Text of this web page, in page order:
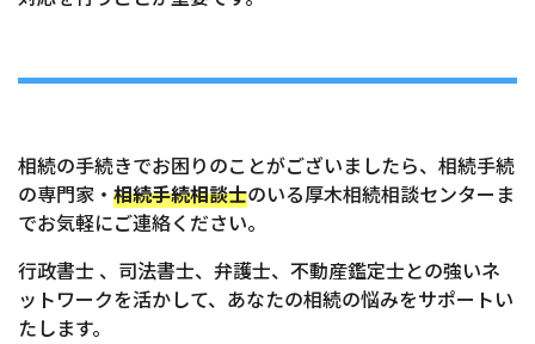
相続の手続きでお困りのことがございましたら、相続手続
の専門家・ 相続手続相談士のいる厚木相続相談センターま
でお気軽にご連絡ください。
行政書士 、司法書士、弁護士、不動産鑑定士との強いネ
ットワークを活かして、あなたの相続の悩みをサポートい
たします。